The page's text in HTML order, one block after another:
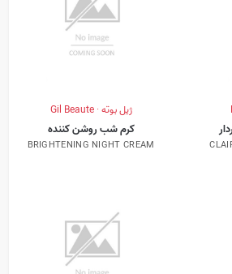
ژیل بوته · Gil Beaute
کرم شب روشن کننده
BRIGHTENING NIGHT CREAM